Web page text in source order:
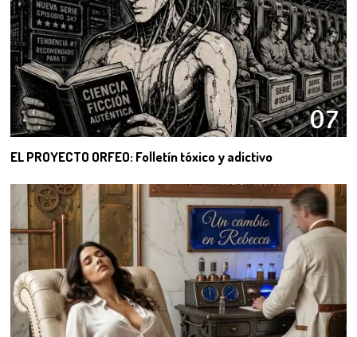
07
EL PROYECTO ORFEO: Folletín tóxico y adictivo